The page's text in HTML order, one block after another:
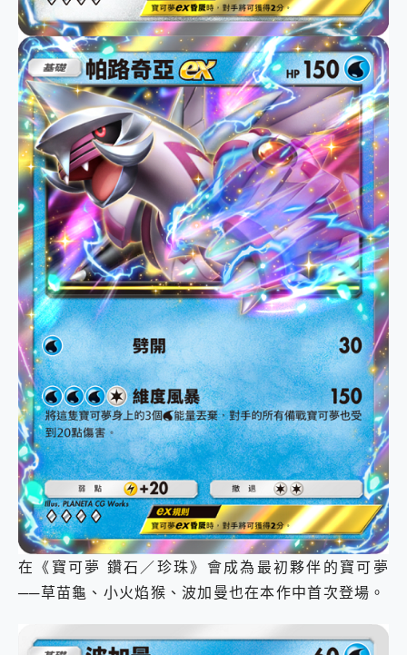
在《寶可夢 鑽石／珍珠》會成為最初夥伴的寶可夢
──草苗龜、小火焰猴、波加曼也在本作中首次登場。